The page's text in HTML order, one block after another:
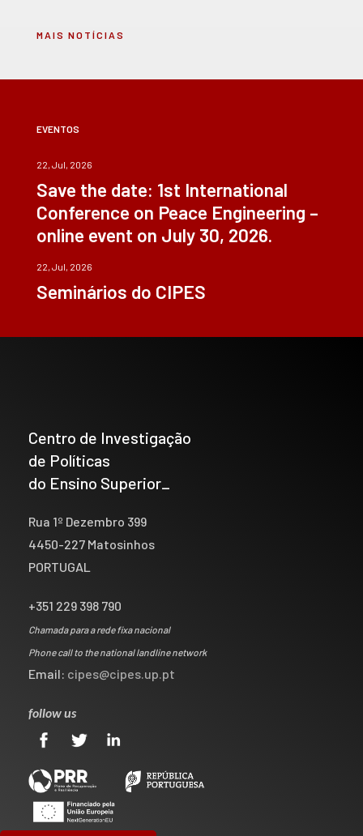
MAIS NOTÍCIAS
EVENTOS
22, Jul, 2026
Save the date: 1st International
Conference on Peace Engineering –
online event on July 30, 2026.
22, Jul, 2026
Seminários do CIPES
Centro de Investigação
de Políticas
do Ensino Superior_
Rua 1º Dezembro 399
4450-227 Matosinhos
PORTUGAL
+351 229 398 790
Chamada para a rede fixa nacional
Phone call to the national landline network
Email: cipes@cipes.up.pt
follow us